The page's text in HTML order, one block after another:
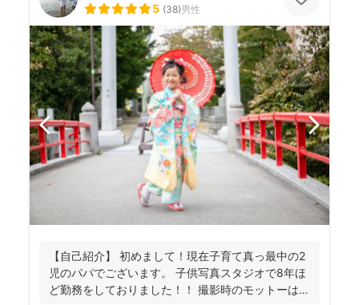
5 (38)男性
【自己紹介】 初めまして！現在子育て真っ最中の2
児のパパでございます。 子供写真スタジオで8年ほ
ど勤務をしておりました！！ 撮影時のモットーは